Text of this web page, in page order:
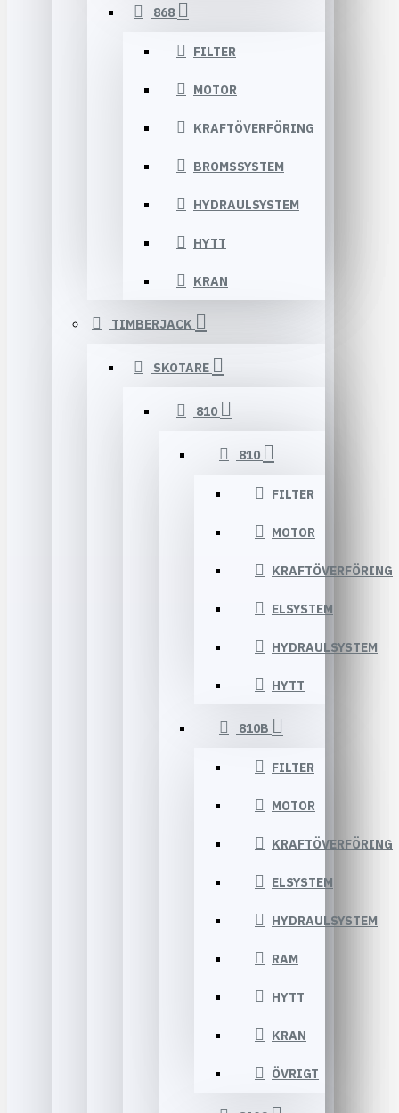
868
FILTER
MOTOR
KRAFTÖVERFÖRING
BROMSSYSTEM
HYDRAULSYSTEM
HYTT
KRAN
TIMBERJACK
SKOTARE
810
810
FILTER
MOTOR
KRAFTÖVERFÖRING
ELSYSTEM
HYDRAULSYSTEM
HYTT
810B
FILTER
MOTOR
KRAFTÖVERFÖRING
ELSYSTEM
HYDRAULSYSTEM
RAM
HYTT
KRAN
ÖVRIGT